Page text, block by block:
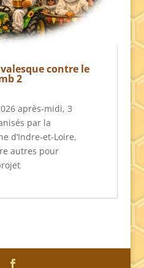
contre le
2
après-midi, 3
par la
d’Indre-et-Loire,
autres pour